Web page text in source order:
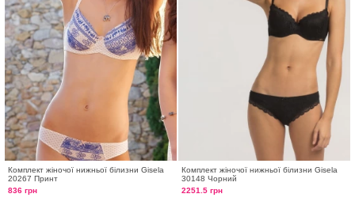
Комплект жіночої нижньої білизни Gisela
20267 Принт
836 грн
Комплект жіночої нижньої білизни Gisela
30148 Чорний
2251.5 грн